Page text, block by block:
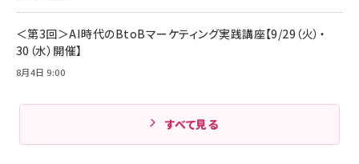
＜第3回＞AI時代のBtoBマーケティング実践講座【9/29（火）・
30（水）開催】
8月4日 9:00
すべて見る